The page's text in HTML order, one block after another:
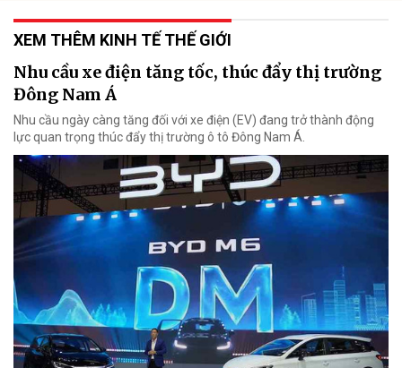
XEM THÊM KINH TẾ THẾ GIỚI
Nhu cầu xe điện tăng tốc, thúc đẩy thị trường
Đông Nam Á
Nhu cầu ngày càng tăng đối với xe điện (EV) đang trở thành động
lực quan trọng thúc đẩy thị trường ô tô Đông Nam Á.